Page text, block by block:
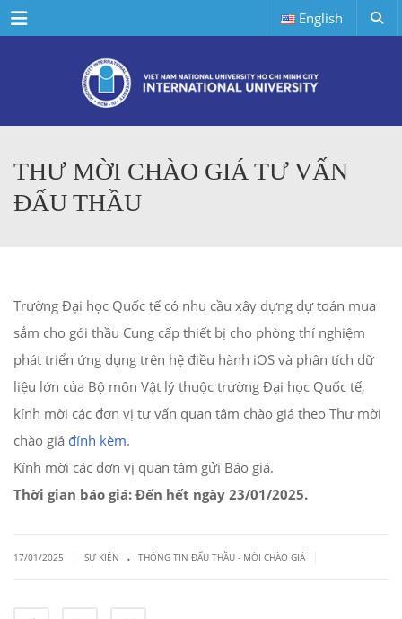
Menu English
THƯ MỜI CHÀO GIÁ TƯ VẤN
ĐẤU THẦU
Trường Đại học Quốc tế có nhu cầu xây dựng dự toán mua
sắm cho gói thầu Cung cấp thiết bị cho phòng thí nghiệm
phát triển ứng dụng trên hệ điều hành iOS và phân tích dữ
liệu lớn của Bộ môn Vật lý thuộc trường Đại học Quốc tế,
kính mời các đơn vị tư vấn quan tâm chào giá theo Thư mời
chào giá đính kèm.
Kính mời các đơn vị quan tâm gửi Báo giá.
Thời gian báo giá: Đến hết ngày 23/01/2025.
17/01/2025 SỰ KIỆN . THÔNG TIN ĐẤU THẦU - MỜI CHÀO GIÁ